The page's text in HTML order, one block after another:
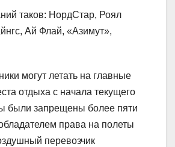
таков: НордСтар, Роял
Ай Флай, «Азимут»,
могут летать на главные
отдыха с начала текущего
были запрещены более пяти
права на полеты
перевозчик